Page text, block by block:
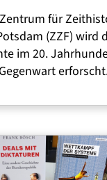
für
(ZZF) wird
im 20.